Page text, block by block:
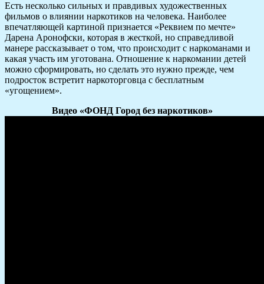
Есть несколько сильных и правдивых художественных
фильмов о влиянии наркотиков на человека. Наиболее
впечатляющей картиной признается «Реквием по мечте»
Дарена Аронофски, которая в жесткой, но справедливой
манере рассказывает о том, что происходит с наркоманами и
какая участь им уготована. Отношение к наркомании детей
можно сформировать, но сделать это нужно прежде, чем
подросток встретит наркоторговца с бесплатным
«угощением».
Видео «ФОНД Город без наркотиков»